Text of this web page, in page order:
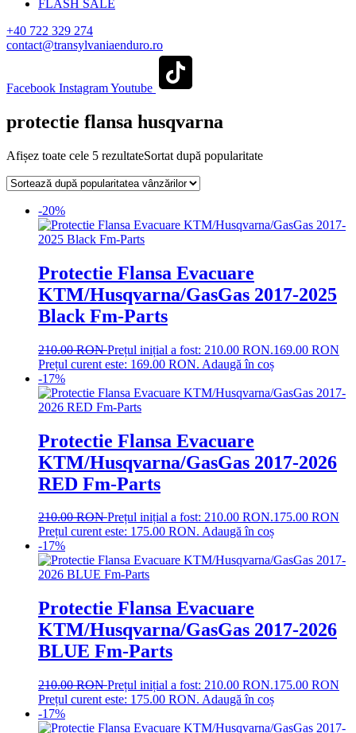
FLASH SALE
+40 722 329 274
contact@transylvaniaenduro.ro
Facebook InstagramYoutube
protectie flansa husqvarna
Afișez toate cele 5 rezultateSortat după popularitate
-20%
Protectie Flansa Evacuare
KTM/Husqvarna/GasGas 2017-2025
Black Fm-Parts
210.00RONPrețul inițial a fost: 210.00 RON.169.00 RON
Prețul curent este: 169.00 RON. Adaugă în coș
-17%
Protectie Flansa Evacuare
KTM/Husqvarna/GasGas 2017-2026
RED Fm-Parts
210.00RONPrețul inițial a fost: 210.00 RON.175.00 RON
Prețul curent este: 175.00 RON. Adaugă în coș
-17%
Protectie Flansa Evacuare
KTM/Husqvarna/GasGas 2017-2026
BLUE Fm-Parts
210.00RONPrețul inițial a fost: 210.00 RON.175.00 RON
Prețul curent este: 175.00 RON. Adaugă în coș
-17%